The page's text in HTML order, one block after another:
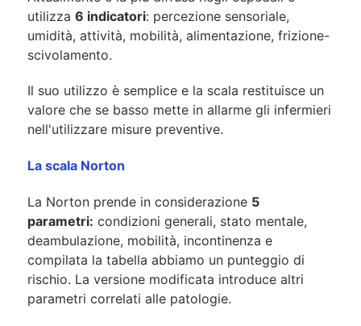
utilizza 6 indicatori: percezione sensoriale,
umidità, attività, mobilità, alimentazione, frizione-
scivolamento.
Il suo utilizzo è semplice e la scala restituisce un
valore che se basso mette in allarme gli infermieri
nell'utilizzare misure preventive.
La scala Norton
La Norton prende in considerazione 5
parametri: condizioni generali, stato mentale,
deambulazione, mobilità, incontinenza e
compilata la tabella abbiamo un punteggio di
rischio. La versione modificata introduce altri
parametri correlati alle patologie.